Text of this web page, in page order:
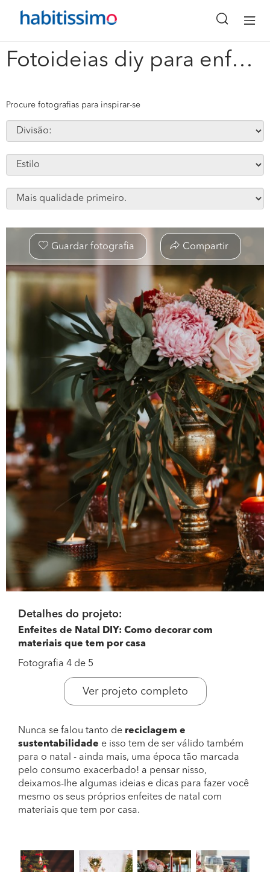
Fotoideias diy para enfeites de natal #228659
x
Procure fotografias para inspirar-se
Guardar fotografia Compartir
Detalhes do projeto:
Enfeites de Natal DIY: Como decorar com
materiais que tem por casa
Fotografia 4 de 5
Ver projeto completo
Nunca se falou tanto de reciclagem e
sustentabilidade e isso tem de ser válido também
para o natal - ainda mais, uma época tão marcada
pelo consumo exacerbado! a pensar nisso,
deixamos-lhe algumas ideias e dicas para fazer você
mesmo os seus próprios enfeites de natal com
materiais que tem por casa.